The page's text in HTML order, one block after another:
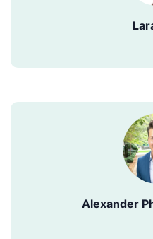
Alexander